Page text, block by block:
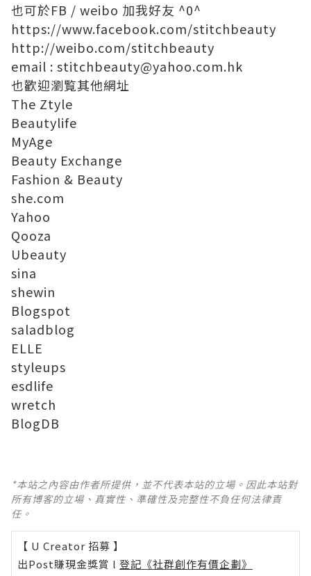
也可於FB / weibo 加我好友 ^0^
https://www.facebook.com/stitchbeauty
http://weibo.com/stitchbeauty
email : stitchbeauty@yahoo.com.hk
也歡迎瀏覧其他網址
The Ztyle
Beautylife
MyAge
Beauty Exchange
Fashion & Beauty
she.com
Yahoo
Qooza
Ubeauty
sina
shewin
Blogspot
saladblog
ELLE
styleups
esdlife
wretch
BlogDB
*本站之內容由作者所提供，並不代表本站的立場。因此本站對
所有博客的立場、真實性、準確性及完整性不負任何法律責
任。
【 U Creator 招募 】
出Post賺現金獎賞 l 登記《社群創作有價企劃》